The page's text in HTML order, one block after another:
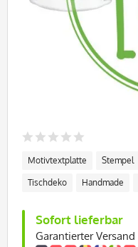
Motivtextplatte Stempel
Tischdeko Handmade
Sofort lieferbar
Garantierter Versand